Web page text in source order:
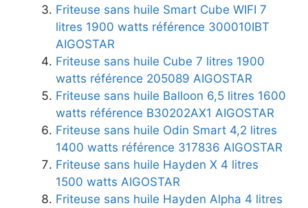
Friteuse sans huile Smart Cube WIFI 7
litres 1900 watts référence 300010IBT
AIGOSTAR
Friteuse sans huile Cube 7 litres 1900
watts référence 205089 AIGOSTAR
Friteuse sans huile Balloon 6,5 litres 1600
watts référence B30202AX1 AIGOSTAR
Friteuse sans huile Odin Smart 4,2 litres
1400 watts référence 317836 AIGOSTAR
Friteuse sans huile Hayden X 4 litres
1500 watts AIGOSTAR
Friteuse sans huile Hayden Alpha 4 litres